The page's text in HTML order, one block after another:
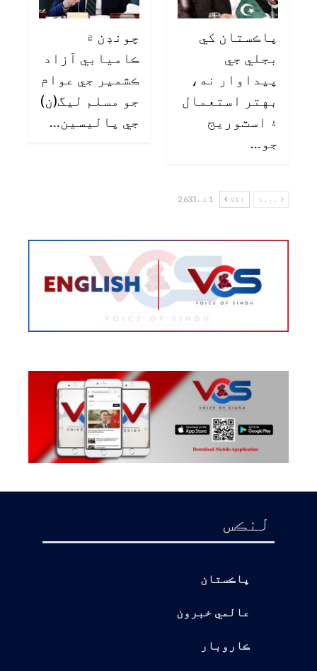
پاڪستان کي
بجلي جي
پيداوار نه،
بهتر استعمال
۽ اسٽوريج
جو…
چونڊن ۾
ڪاميابي آزاد
ڪشمير جي عوام
جو مسلم ليگ(ن)
جي پاليسين…
پچھلا اگلا 1 کے 2,633
لنڪس
پاڪستان
عالمي خبرون
ڪاروبار